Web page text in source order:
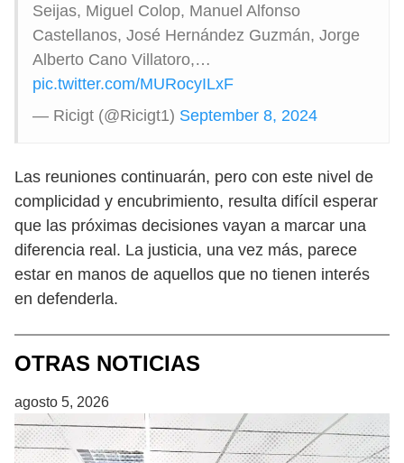
Seijas, Miguel Colop, Manuel Alfonso
Castellanos, José Hernández Guzmán, Jorge
Alberto Cano Villatoro,…
pic.twitter.com/MURocyILxF
— Ricigt (@Ricigt1) September 8, 2024
Las reuniones continuarán, pero con este nivel de
complicidad y encubrimiento, resulta difícil esperar
que las próximas decisiones vayan a marcar una
diferencia real. La justicia, una vez más, parece
estar en manos de aquellos que no tienen interés
en defenderla.
OTRAS NOTICIAS
agosto 5, 2026